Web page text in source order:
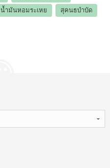
น้ำมันหอมระเหย
สุคนธบำบัด